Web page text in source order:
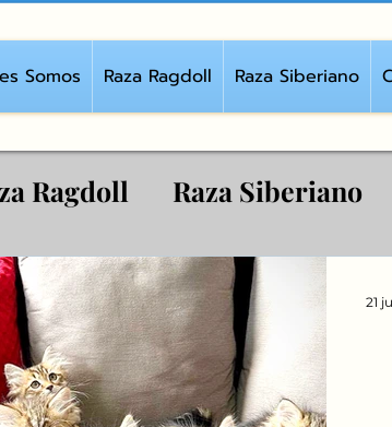
Somos Raza Ragdoll Raza Siberiano
Ragdoll Raza Siberiano
21